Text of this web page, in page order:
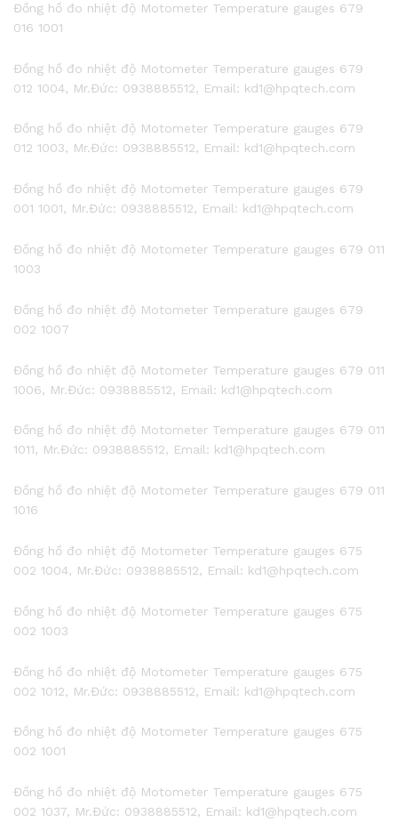
Đồng hồ đo nhiệt độ Motometer Temperature gauges 679
016 1001
Đồng hồ đo nhiệt độ Motometer Temperature gauges 679
012 1004, Mr.Đức: 0938885512, Email: kd1@hpqtech.com
Đồng hồ đo nhiệt độ Motometer Temperature gauges 679
012 1003, Mr.Đức: 0938885512, Email: kd1@hpqtech.com
Đồng hồ đo nhiệt độ Motometer Temperature gauges 679
001 1001, Mr.Đức: 0938885512, Email: kd1@hpqtech.com
Đồng hồ đo nhiệt độ Motometer Temperature gauges 679 011
1003
Đồng hồ đo nhiệt độ Motometer Temperature gauges 679
002 1007
Đồng hồ đo nhiệt độ Motometer Temperature gauges 679 011
1006, Mr.Đức: 0938885512, Email: kd1@hpqtech.com
Đồng hồ đo nhiệt độ Motometer Temperature gauges 679 011
1011, Mr.Đức: 0938885512, Email: kd1@hpqtech.com
Đồng hồ đo nhiệt độ Motometer Temperature gauges 679 011
1016
Đồng hồ đo nhiệt độ Motometer Temperature gauges 675
002 1004, Mr.Đức: 0938885512, Email: kd1@hpqtech.com
Đồng hồ đo nhiệt độ Motometer Temperature gauges 675
002 1003
Đồng hồ đo nhiệt độ Motometer Temperature gauges 675
002 1012, Mr.Đức: 0938885512, Email: kd1@hpqtech.com
Đồng hồ đo nhiệt độ Motometer Temperature gauges 675
002 1001
Đồng hồ đo nhiệt độ Motometer Temperature gauges 675
002 1037, Mr.Đức: 0938885512, Email: kd1@hpqtech.com